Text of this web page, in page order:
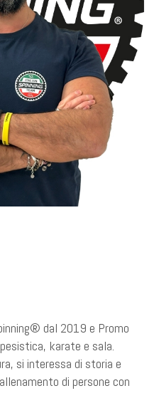
dal 2019 e Promo
karate e sala.
si interessa di storia e
di persone con